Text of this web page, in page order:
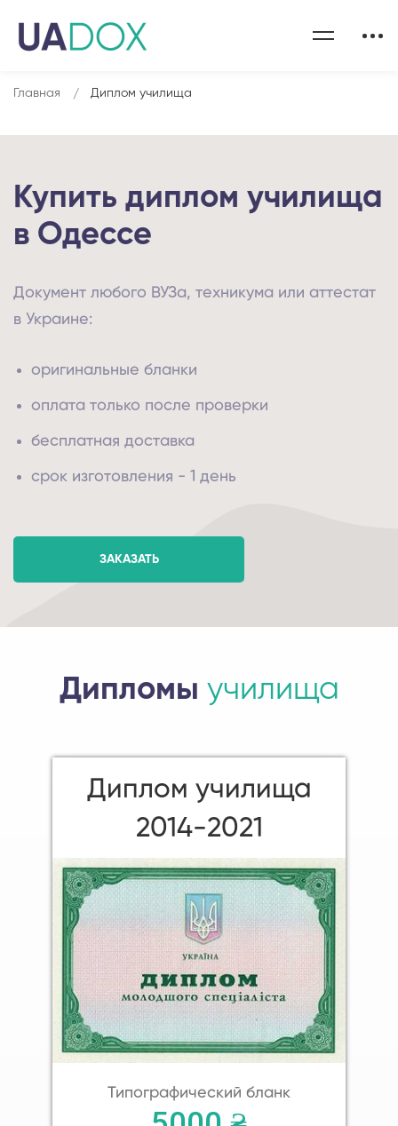
Главная Диплом училища
Купить диплом училища
в Одессе
Документ любого ВУЗа, техникума или аттестат
в Украине:
оригинальные бланки
оплата только после проверки
бесплатная доставка
срок изготовления - 1 день
ЗАКАЗАТЬ
Дипломы училища
Диплом училища
2014-2021
Типографический бланк